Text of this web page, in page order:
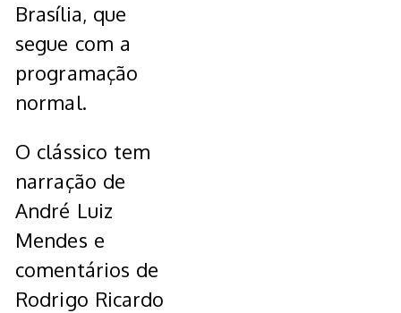
Brasília, que
segue com a
programação
normal.
O clássico tem
narração de
André Luiz
Mendes e
comentários de
Rodrigo Ricardo